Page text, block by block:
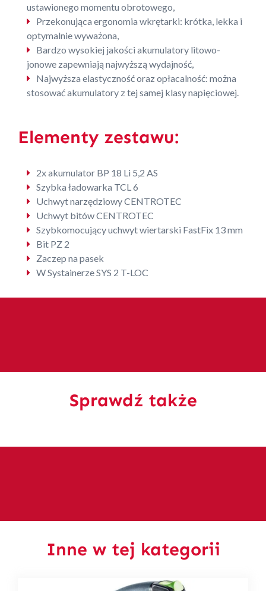
ustawionego momentu obrotowego,
Przekonująca ergonomia wkrętarki: krótka, lekka i
optymalnie wyważona,
Bardzo wysokiej jakości akumulatory litowo-
jonowe zapewniają najwyższą wydajność,
Najwyższa elastyczność oraz opłacalność: można
stosować akumulatory z tej samej klasy napięciowej.
Elementy zestawu:
2x akumulator BP 18 Li 5,2 AS
Szybka ładowarka TCL 6
Uchwyt narzędziowy CENTROTEC
Uchwyt bitów CENTROTEC
Szybkomocujący uchwyt wiertarski FastFix 13 mm
Bit PZ 2
Zaczep na pasek
W Systainerze SYS 2 T-LOC
Sprawdź także
Inne w tej kategorii